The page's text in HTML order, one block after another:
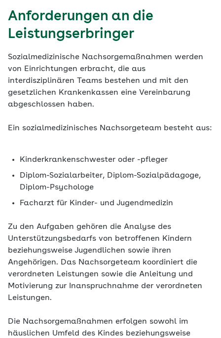
Anforderungen an die
Leistungserbringer
Sozialmedizinische Nachsorgemaßnahmen werden
von Einrichtungen erbracht, die aus
interdisziplinären Teams bestehen und mit den
gesetzlichen Krankenkassen eine Vereinbarung
abgeschlossen haben.
Ein sozialmedizinisches Nachsorgeteam besteht aus:
Kinderkrankenschwester oder -pfleger
Diplom-Sozialarbeiter, Diplom-Sozialpädagoge,
Diplom-Psychologe
Facharzt für Kinder- und Jugendmedizin
Zu den Aufgaben gehören die Analyse des
Unterstützungsbedarfs von betroffenen Kindern
beziehungsweise Jugendlichen sowie ihren
Angehörigen. Das Nachsorgeteam koordiniert die
verordneten Leistungen sowie die Anleitung und
Motivierung zur Inanspruchnahme der verordneten
Leistungen.
Die Nachsorgemaßnahmen erfolgen sowohl im
häuslichen Umfeld des Kindes beziehungsweise